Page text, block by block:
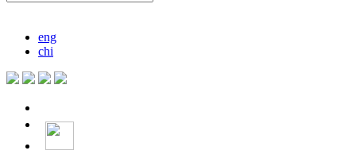
eng
chi